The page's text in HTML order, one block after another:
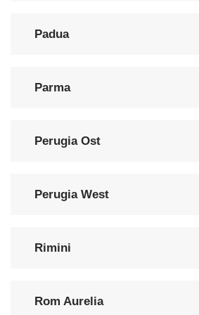
Padua
Parma
Perugia Ost
Perugia West
Rimini
Rom Aurelia